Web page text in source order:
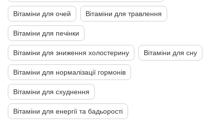
Вітаміни для очей Вітаміни для травлення
Вітаміни для печінки
Вітаміни для зниження холостерину Вітаміни для сну
Вітаміни для нормалізації гормонів
Вітаміни для схуднення
Вітаміни для енергії та бадьорості